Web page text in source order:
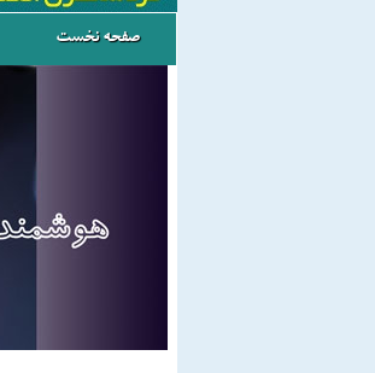
صفحه نخست